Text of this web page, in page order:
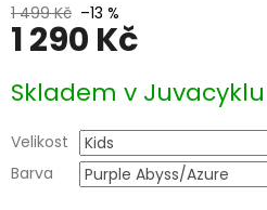
1 499 Kč –13 %
1 290 Kč
cena:
Skladem v Juvacyklu
Velikost
Barva